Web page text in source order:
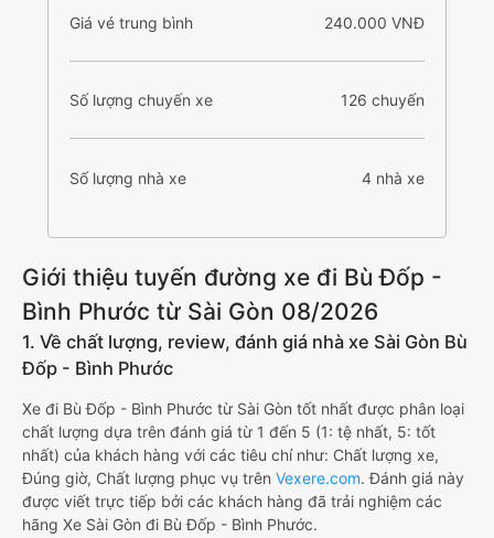
Giá vé trung bình 240.000 VNĐ
Số lượng chuyến xe 126 chuyến
Số lượng nhà xe 4 nhà xe
Giới thiệu tuyến đường xe đi Bù Đốp -
Bình Phước từ Sài Gòn 08/2026
1. Về chất lượng, review, đánh giá nhà xe Sài Gòn Bù
Đốp - Bình Phước
Xe đi Bù Đốp - Bình Phước từ Sài Gòn tốt nhất được phân loại
chất lượng dựa trên đánh giá từ 1 đến 5 (1: tệ nhất, 5: tốt
nhất) của khách hàng với các tiêu chí như: Chất lượng xe,
Đúng giờ, Chất lượng phục vụ trên Vexere.com. Đánh giá này
được viết trực tiếp bởi các khách hàng đã trải nghiệm các
hãng Xe Sài Gòn đi Bù Đốp - Bình Phước.